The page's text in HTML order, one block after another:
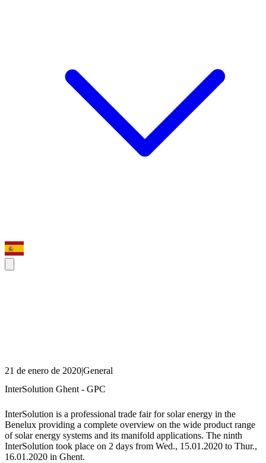
21 de enero de 2020|General
InterSolution Ghent - GPC
InterSolution is a professional trade fair for solar energy in the
Benelux providing a complete overview on the wide product range
of solar energy systems and its manifold applications. The ninth
InterSolution took place on 2 days from Wed., 15.01.2020 to Thur.,
16.01.2020 in Ghent.